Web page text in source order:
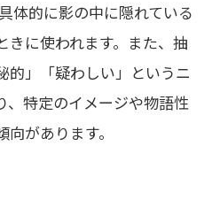
体的に影の中に隠れている
きに使われます。また、抽
的」「疑わしい」というニ
、特定のイメージや物語性
があります。